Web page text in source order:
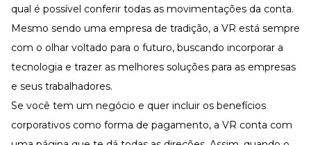
qual é possível conferir todas as movimentações da conta.
Mesmo sendo uma empresa de tradição, a VR está sempre
com o olhar voltado para o futuro, buscando incorporar a
tecnologia e trazer as melhores soluções para as empresas
e seus trabalhadores.
Se você tem um negócio e quer incluir os benefícios
corporativos como forma de pagamento, a VR conta com